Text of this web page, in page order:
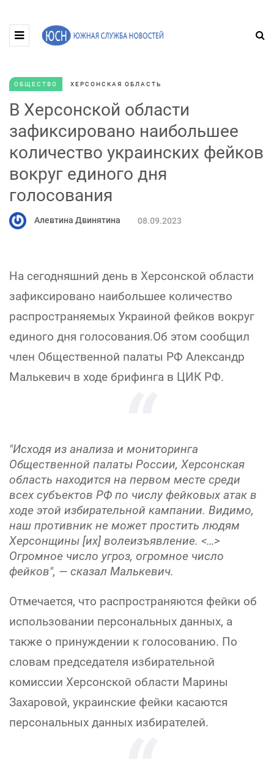
ОБЩЕСТВО ХЕРСОНСКАЯ ОБЛАСТЬ
В Херсонской области
зафиксировано наибольшее
количество украинских фейков
вокруг единого дня
голосования
Алевтина Двинятина 08.09.2023
На сегодняшний день в Херсонской области
зафиксировано наибольшее количество
распространяемых Украиной фейков вокруг
единого дня голосования.Об этом сообщил
член Общественной палаты РФ Александр
Малькевич в ходе брифинга в ЦИК РФ.
"Исходя из анализа и мониторинга
Общественной палаты России, Херсонская
область находится на первом месте среди
всех субъектов РФ по числу фейковых атак в
ходе этой избирательной кампании. Видимо,
наш противник не может простить людям
Херсонщины [их] волеизъявление. <…>
Огромное число угроз, огромное число
фейков", — сказал Малькевич.
Отмечается, что распространяются фейки об
использовании персональных данных, а
также о принуждении к голосованию. По
словам председателя избирательной
комиссии Херсонской области Марины
Захаровой, украинские фейки касаются
персональных данных избирателей.